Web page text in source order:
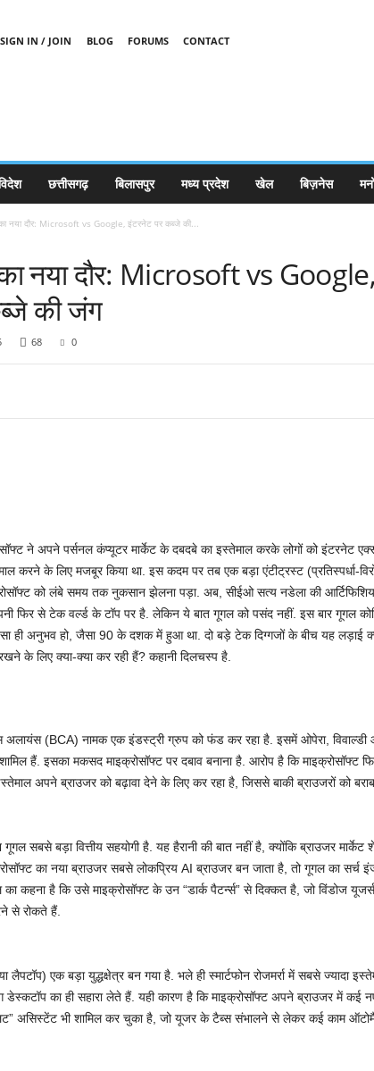
SIGN IN / JOIN BLOG FORUMS
CONTACT
छत्तीसगढ़ बिलासपुर मध्य प्रदेश खेल बिज़नेस
का नया दौर: Microsoft vs Google, इंटरनेट पर कब्जे की...
नया दौर: Microsoft vs Google,
की जंग
68 0
ने अपने पर्सनल कंप्यूटर मार्केट के दबदबे का इस्तेमाल करके लोगों को इंटरनेट
करने के लिए मजबूर किया था. इस कदम पर तब एक बड़ा एंटीट्रस्ट (प्रतिस्पर्धा-
को लंबे समय तक नुकसान झेलना पड़ा. अब, सीईओ सत्य नडेला की
फिर से टेक वर्ल्ड के टॉप पर है. लेकिन ये बात गूगल को पसंद नहीं. इस बार गूगल
ही अनुभव हो, जैसा 90 के दशक में हुआ था. दो बड़े टेक दिग्गजों के बीच यह लड़ाई
के लिए क्या-क्या कर रही हैं? कहानी दिलचस्प है.
(BCA) नामक एक इंडस्ट्री ग्रुप को फंड कर रहा है. इसमें ओपेरा, विवाल्डी
हैं. इसका मकसद माइक्रोसॉफ्ट पर दबाव बनाना है. आरोप है कि माइक्रोसॉफ्ट
अपने ब्राउजर को बढ़ावा देने के लिए कर रहा है, जिससे बाकी ब्राउजरों को
सबसे बड़ा वित्तीय सहयोगी है. यह हैरानी की बात नहीं है, क्योंकि ब्राउजर
का नया ब्राउजर सबसे लोकप्रिय AI ब्राउजर बन जाता है, तो गूगल का सर्च
कहना है कि उसे माइक्रोसॉफ्ट के उन “डार्क पैटर्न्स” से दिक्कत है, जो विंडोज
से रोकते हैं.
एक बड़ा युद्धक्षेत्र बन गया है. भले ही स्मार्टफोन रोजमर्रा में सबसे ज्यादा
का ही सहारा लेते हैं. यही कारण है कि माइक्रोसॉफ्ट अपने ब्राउजर में कई
असिस्टेंट भी शामिल कर चुका है, जो यूजर के टैब्स संभालने से लेकर कई काम